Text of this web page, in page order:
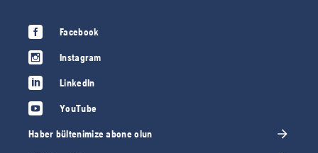
Facebook
Instagram
LinkedIn
YouTube
Haber bültenimize abone olun